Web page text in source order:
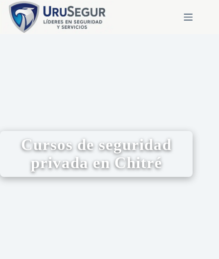
Cursos de seguridad
privada en Chitré